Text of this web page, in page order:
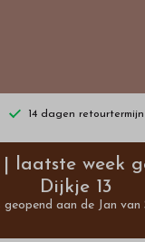
14 dagen retourtermijn
laatste week
Dijkje 13
geopend aan de Jan